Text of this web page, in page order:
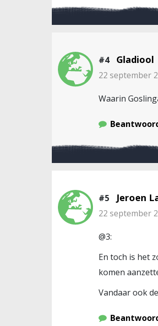
#4 Gladiool
22 september
Waarin
#5 Jeroen
22 september
@3:
En toch is het
komen
Vandaar ook